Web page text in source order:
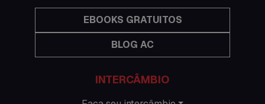
Hospedagem
Imigração Austrália
Informações gerais
EBOOKS GRATUITOS
BLOG AC
INTERCÂMBIO